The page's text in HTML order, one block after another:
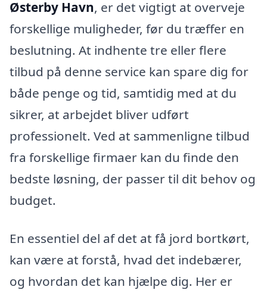
Østerby Havn, er det vigtigt at overveje
forskellige muligheder, før du træffer en
beslutning. At indhente tre eller flere
tilbud på denne service kan spare dig for
både penge og tid, samtidig med at du
sikrer, at arbejdet bliver udført
professionelt. Ved at sammenligne tilbud
fra forskellige firmaer kan du finde den
bedste løsning, der passer til dit behov og
budget.
En essentiel del af det at få jord bortkørt,
kan være at forstå, hvad det indebærer,
og hvordan det kan hjælpe dig. Her er